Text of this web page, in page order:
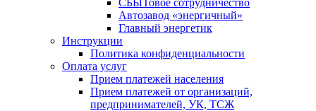
СБЫТовое сотрудничество
Автозавод «энергичный»
Главный энергетик
Инструкции
Политика конфиденциальности
Оплата услуг
Прием платежей населения
Прием платежей от организаций,
предпринимателей, УК, ТСЖ